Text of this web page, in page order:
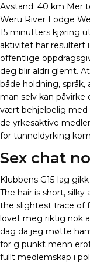
Avstand: 40 km Mer
Weru River Lodge
15 minutters kjøring
aktivitet har resultert
offentlige
deg blir aldri glemt.
både holdning,
man selv kan
vært behjelpelig med
de yrkesaktive
for tunneldyrking
Sex chat
Klubbens G15-lag
The hair is short,
the slightest trace of
lovet meg riktig nok
dag da jeg møtte
for g punkt menn
fullt medlemskap i